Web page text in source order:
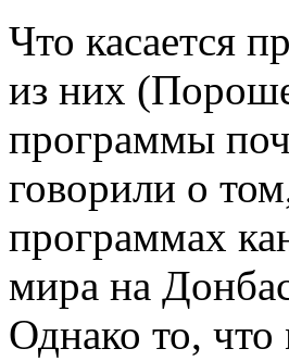
Что касается
из них
программы
говорили о
программах
мира на
Однако то,